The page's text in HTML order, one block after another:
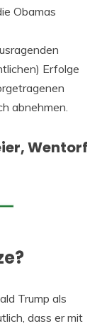
Obamas
Erfolge
abnehmen.
Wentorf
Trump als
dass er mit